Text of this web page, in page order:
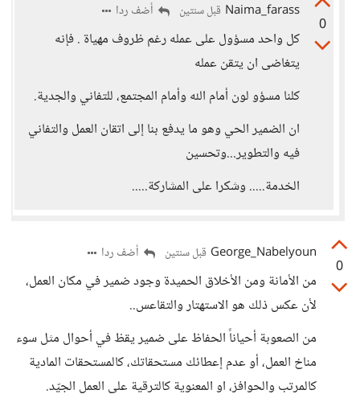
0
Naima_farass قبل سنتين أضف ردا
كل واحد مسؤول على عمله رغم ظروف مهياة . فإنه
يتغاضى ان يتقن عمله
كلنا مسؤو لون أمام الله وأمام المجتمع، للتفاني والجدية.
ان الضمير الحي وهو ما يدفع بنا إلى اتقان العمل والتفاني
فيه والتطوير...وتحسين
الخدمة..... وشكرا على المشاركة.....
0
George_Nabelyoun قبل سنتين أضف ردا
من الأمانة ومن الأخلاق الحميدة وجود ضمير في مكان العمل،
لأن عكس ذلك هو الاستهتار والتقاعس..
من الصعوبة أحياناً الحفاظ على ضمير يقظ في أحوال مثل سوء
مناخ العمل، أو عدم إعطائك مستحقاتك، كالمستحقات المادية
كالمرتب والحوافز، او المعنوية كالترقية على العمل الجيّد.